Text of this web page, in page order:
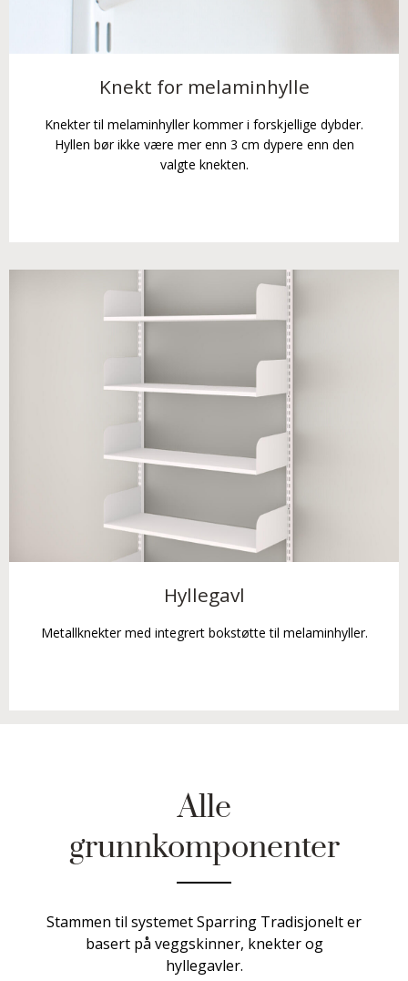
Knekt for melaminhylle
Knekter til melaminhyller kommer i forskjellige dybder.
Hyllen bør ikke være mer enn 3 cm dypere enn den
valgte knekten.
Hyllegavl
Metallknekter med integrert bokstøtte til melaminhyller.
Alle
grunnkomponenter
Stammen til systemet Sparring Tradisjonelt er
basert på veggskinner, knekter og
hyllegavler.